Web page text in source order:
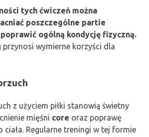
tych ćwiczeń można
poszczególne partie
ogólną kondycję fizyczną.
przynosi wymierne korzyści dla
z użyciem piłki stanowią świetny
mięśni core oraz poprawę
ciała. Regularne treningi w tej formie